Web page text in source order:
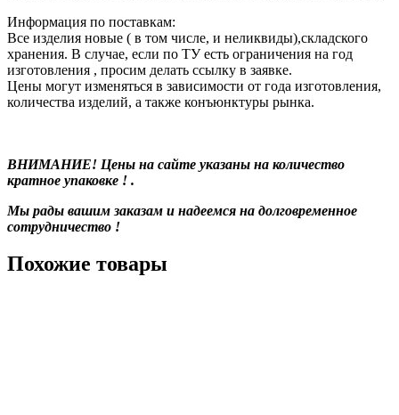
Информация по поставкам:
Все изделия новые ( в том числе, и неликвиды),складского
хранения. В случае, если по ТУ есть ограничения на год
изготовления , просим делать ссылку в заявке.
Цены могут изменяться в зависимости от года изготовления,
количества изделий, а также конъюнктуры рынка.
ВНИМАНИЕ! Цены на сайте указаны на количество
кратное упаковке ! .
Мы рады вашим заказам и надеемся на долговременное
сотрудничество !
Похожие товары